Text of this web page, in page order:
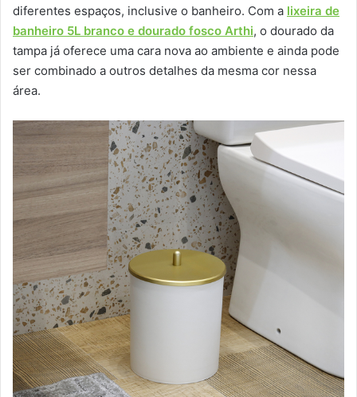
diferentes espaços, inclusive o banheiro. Com a lixeira de
banheiro 5L branco e dourado fosco Arthi, o dourado da
tampa já oferece uma cara nova ao ambiente e ainda pode
ser combinado a outros detalhes da mesma cor nessa
área.